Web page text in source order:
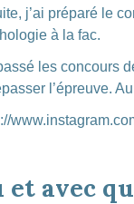
j’ai préparé le
à la fac.
les concours
l’épreuve.
et avec